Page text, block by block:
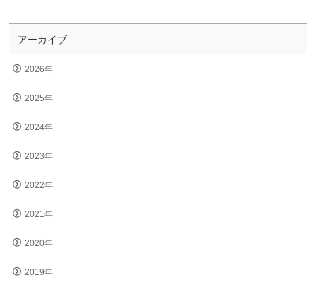
アーカイブ
2026年
2025年
2024年
2023年
2022年
2021年
2020年
2019年